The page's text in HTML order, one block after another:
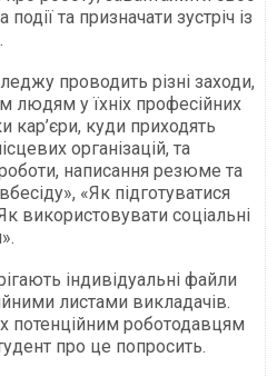
та призначати зустріч із
проводить різні заходи,
людям у їхніх професійних
кар’єри, куди приходять
організацій, та
написання резюме та
«Як підготуватися
використовувати соціальні
індивідуальні файли
листами викладачів.
потенційним роботодавцям
про це попросить.